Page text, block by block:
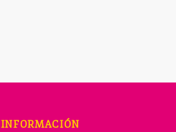
INFORMACIÓN